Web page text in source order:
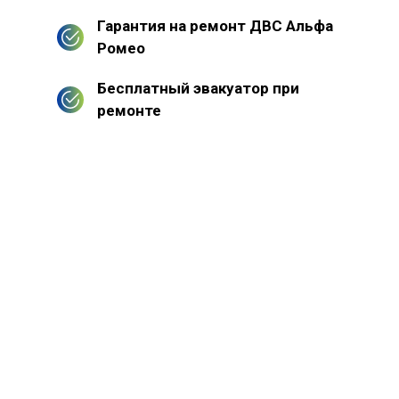
Гарантия на ремонт ДВС Альфа
Ромео
Бесплатный эвакуатор при
ремонте